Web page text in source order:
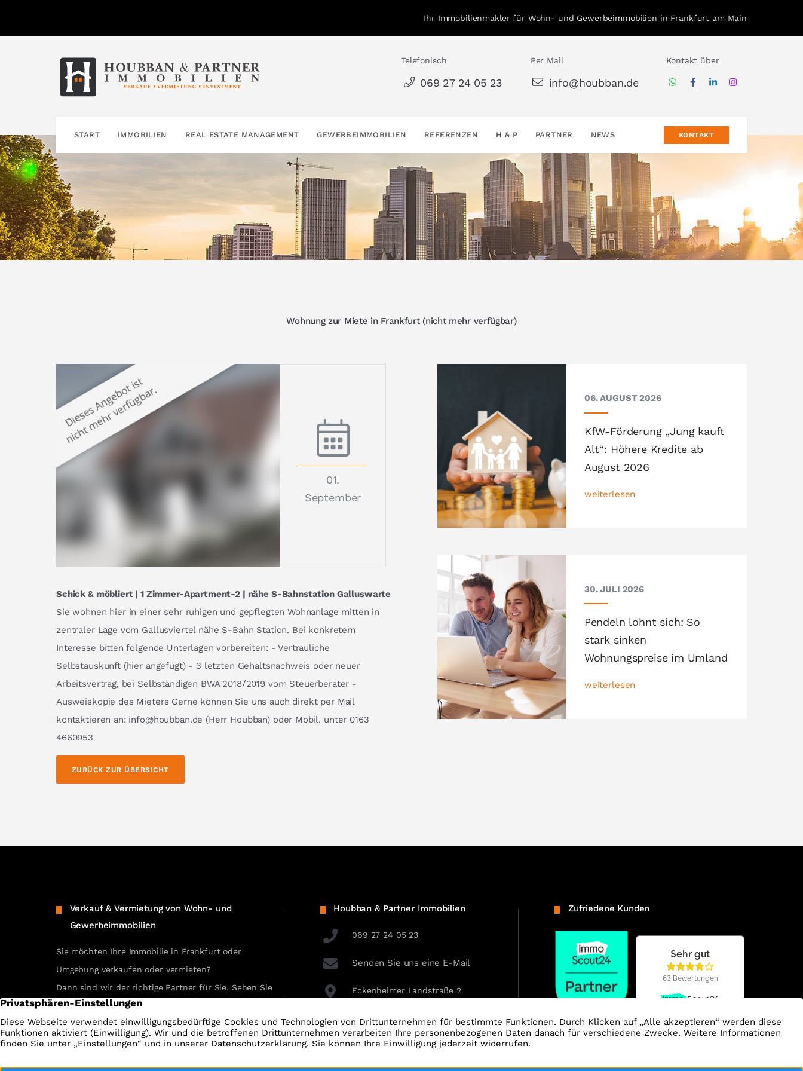
Ihr Immobilienmakler für Wohn- und Gewerbeimmobilien in Frankfurt am Main
Telefonisch
069 27 24 05 23
Per Mail
info@houbban.de
Kontakt über
START IMMOBILIEN REAL ESTATE MANAGEMENT GEWERBEIMMOBILIEN REFERENZEN H & P PARTNER NEWS KONTAKT
Wohnung zur Miete in Frankfurt (nicht mehr verfügbar)
01.
September
Schick & möbliert | 1 Zimmer-Apartment-2 | nähe S-Bahnstation Galluswarte
Sie wohnen hier in einer sehr ruhigen und gepflegten Wohnanlage mitten in
zentraler Lage vom Gallusviertel nähe S-Bahn Station. Bei konkretem
Interesse bitten folgende Unterlagen vorbereiten: - Vertrauliche
Selbstauskunft (hier angefügt) - 3 letzten Gehaltsnachweis oder neuer
Arbeitsvertrag, bei Selbständigen BWA 2018/2019 vom Steuerberater -
Ausweiskopie des Mieters Gerne können Sie uns auch direkt per Mail
kontaktieren an: info@houbban.de (Herr Houbban) oder Mobil. unter 0163
4660953
ZURÜCK ZUR ÜBERSICHT
06. AUGUST 2026
KfW-Förderung „Jung kauft
Alt“: Höhere Kredite ab
August 2026
weiterlesen
30. JULI 2026
Pendeln lohnt sich: So
stark sinken
Wohnungspreise im Umland
weiterlesen
Verkauf & Vermietung von Wohn- und
Gewerbeimmobilien
Sie möchten Ihre Immobilie in Frankfurt oder
Umgebung verkaufen oder vermieten?
Dann sind wir der richtige Partner für Sie. Sehen Sie
selbst unsere erfolgreichen Referenzen.
REFERENZEN ANSEHEN
Houbban & Partner Immobilien
069 27 24 05 23
Senden Sie uns eine E-Mail
Eckenheimer Landstraße 2
Zufriedene Kunden